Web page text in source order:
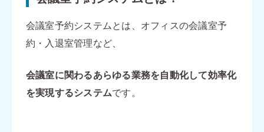
会議室予約システムとは、オフィスの会議室予
約・入退室管理など、
会議室に関わるあらゆる業務を自動化して効率化
を実現するシステムです。